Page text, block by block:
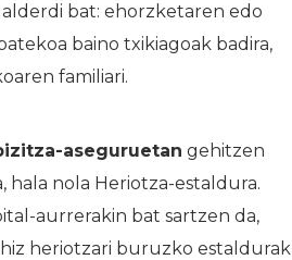
bat: ehorzketaren edo
baino txikiagoak badira,
familiari.
aseguruetan gehitzen
nola Heriotza-estaldura.
aurrerakin bat sartzen da,
heriotzari buruzko estaldurak